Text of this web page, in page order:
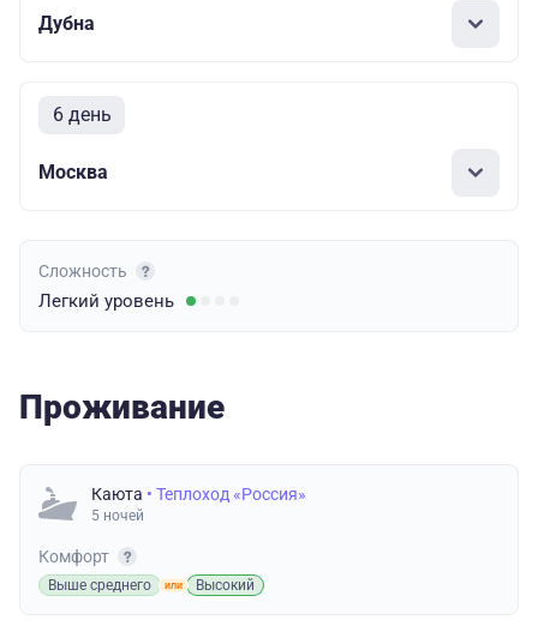
Дубна
6 день
Москва
Сложность
Легкий уровень
Проживание
Каюта • Теплоход «Россия»
5 ночей
Комфорт
Выше среднего Высокий